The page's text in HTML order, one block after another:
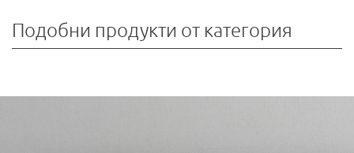
Подобни продукти от категория